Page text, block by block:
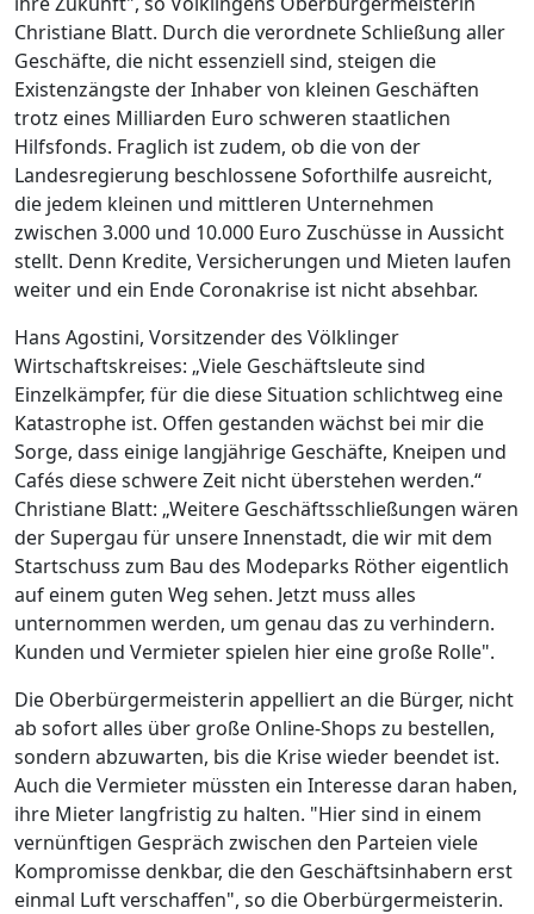
Christiane Blatt. Durch die verordnete Schließung aller
Geschäfte, die nicht essenziell sind, steigen die
Existenzängste der Inhaber von kleinen Geschäften
trotz eines Milliarden Euro schweren staatlichen
Hilfsfonds. Fraglich ist zudem, ob die von der
Landesregierung beschlossene Soforthilfe ausreicht,
die jedem kleinen und mittleren Unternehmen
zwischen 3.000 und 10.000 Euro Zuschüsse in Aussicht
stellt. Denn Kredite, Versicherungen und Mieten laufen
weiter und ein Ende Coronakrise ist nicht absehbar.
Hans Agostini, Vorsitzender des Völklinger
Wirtschaftskreises: „Viele Geschäftsleute sind
Einzelkämpfer, für die diese Situation schlichtweg eine
Katastrophe ist. Offen gestanden wächst bei mir die
Sorge, dass einige langjährige Geschäfte, Kneipen und
Cafés diese schwere Zeit nicht überstehen werden.“
Christiane Blatt: „Weitere Geschäftsschließungen wären
der Supergau für unsere Innenstadt, die wir mit dem
Startschuss zum Bau des Modeparks Röther eigentlich
auf einem guten Weg sehen. Jetzt muss alles
unternommen werden, um genau das zu verhindern.
Kunden und Vermieter spielen hier eine große Rolle".
Die Oberbürgermeisterin appelliert an die Bürger, nicht
ab sofort alles über große Online-Shops zu bestellen,
sondern abzuwarten, bis die Krise wieder beendet ist.
Auch die Vermieter müssten ein Interesse daran haben,
ihre Mieter langfristig zu halten. "Hier sind in einem
vernünftigen Gespräch zwischen den Parteien viele
Kompromisse denkbar, die den Geschäftsinhabern erst
einmal Luft verschaffen", so die Oberbürgermeisterin.